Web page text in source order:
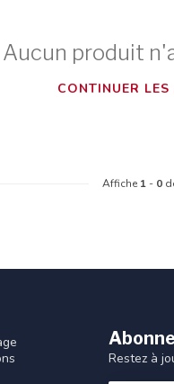
Aucun produit
CONTINUER
Affiche 1 - 0
Restez à